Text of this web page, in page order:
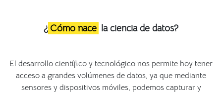
¿ Cómo nace la ciencia de datos?
El desarrollo científico y tecnológico nos permite hoy tener
acceso a grandes volúmenes de datos, ya que mediante
sensores y dispositivos móviles, podemos capturar y